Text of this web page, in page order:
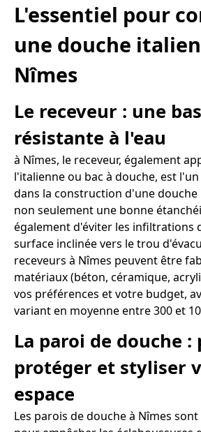
L'essentiel pour
une douche
Nîmes
Le receveur : une
résistante à l'eau
à Nîmes, le receveur, également
l'italienne ou bac à douche, est
dans la construction d'une douche
non seulement une bonne
également d'éviter les infiltrations
surface inclinée vers le trou
receveurs à Nîmes peuvent être
matériaux (béton, céramique,
vos préférences et votre budget,
variant en moyenne entre 300 et
La paroi de douche :
protéger et styliser
espace
Les parois de douche à Nîmes